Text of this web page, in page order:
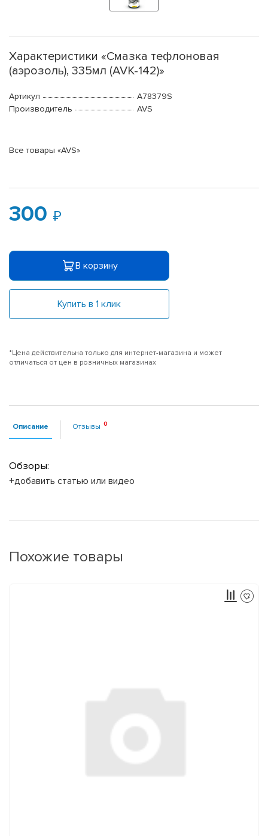
Характеристики «Смазка тефлоновая
(аэрозоль), 335мл (AVK-142)»
Артикул
A78379S
Производитель
AVS
Все товары «AVS»
300
В корзину
Купить в 1 клик
*Цена действительна только для интернет-магазина и может
отличаться от цен в розничных магазинах
Описание Отзывы
Обзоры:
+добавить статью или видео
Похожие товары